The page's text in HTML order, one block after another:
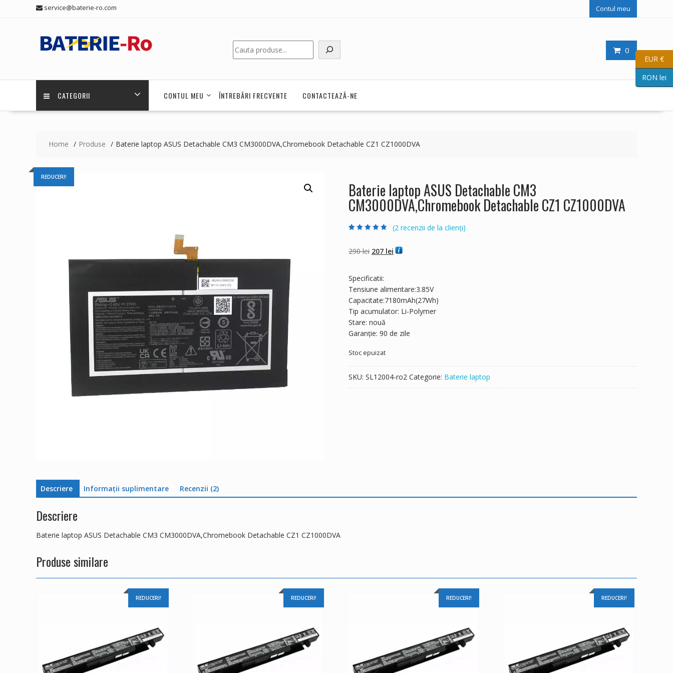
service@baterie-ro.com Contul meu
0
Caută
CATEGORII CONTUL MEU ÎNTREBĂRI FRECVENTE CONTACTEAZĂ-NE
Home Produse Baterie laptop ASUS Detachable CM3 CM3000DVA,Chromebook Detachable CZ1 CZ1000DVA
REDUCERI!
Baterie laptop ASUS Detachable CM3
CM3000DVA,Chromebook Detachable CZ1 CZ1000DVA
baza a
evaluări
de la clienți
(2 recenzii de la clienți)
290lei Prețul
fost:
290 lei.
207 lei Prețul
Specificatii:
Tensiune alimentare:3.85V
Capacitate:7180mAh(27Wh)
Tip acumulator: Li-Polymer
Stare: nouă
Garanție: 90 de zile
Stoc epuizat
SKU: SL12004-ro2 Categorie: Baterie laptop
Descriere Informații suplimentare Recenzii (2)
Descriere
Baterie laptop ASUS Detachable CM3 CM3000DVA,Chromebook Detachable CZ1 CZ1000DVA
Produse similare
REDUCERI! REDUCERI! REDUCERI! REDUCERI!
EUR €
RON lei